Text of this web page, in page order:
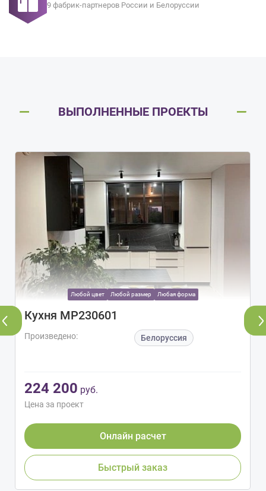
9 фабрик-партнеров России и Белоруссии
ВЫПОЛНЕННЫЕ ПРОЕКТЫ
Любой цвет Любой размер Любая форма
Кухня МР230601
Произведено: Белоруссия
224 200 руб.
Цена за проект
Онлайн расчет
Быстрый заказ